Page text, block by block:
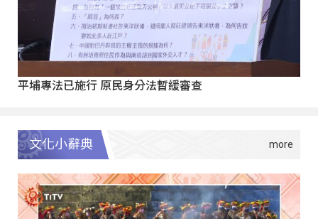
平埔專法已施行 原民身分法暫緩審查
文化小辭典